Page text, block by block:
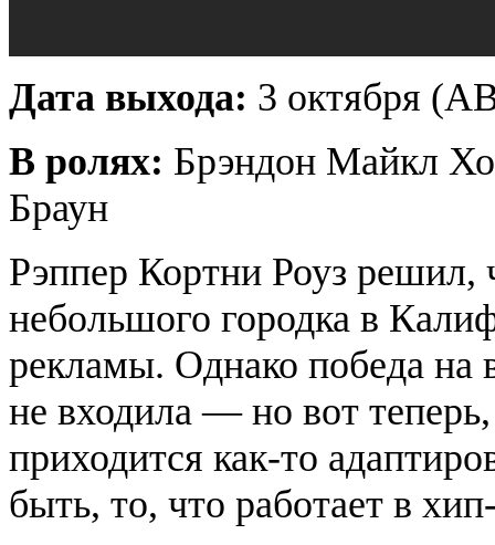
Дата выхода: 3 октября
В ролях: Брэндон Майкл
Браун
Рэппер Кортни Роуз решил,
небольшого городка в
рекламы. Однако победа на
не входила — но вот
приходится как-то
быть, то, что работает в